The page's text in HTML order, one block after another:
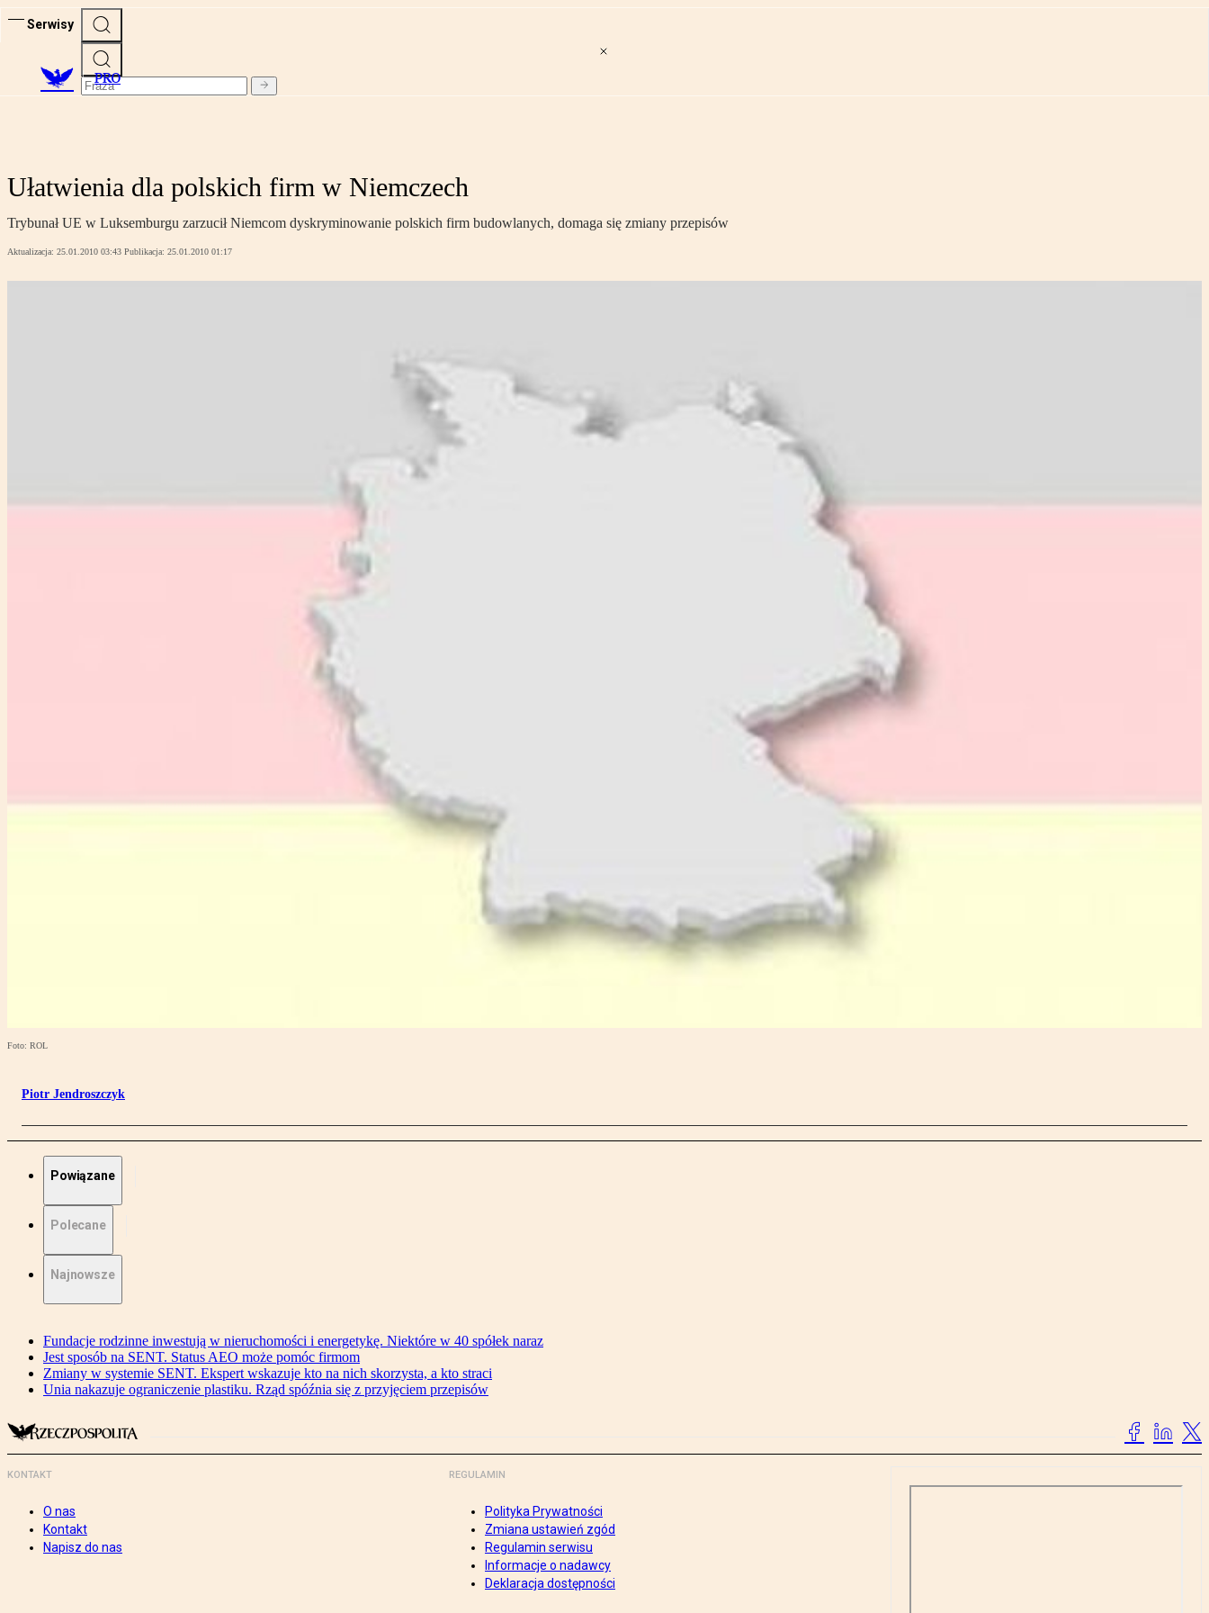
Serwisy
PRO
Ułatwienia dla polskich firm w Niemczech
Trybunał UE w Luksemburgu zarzucił Niemcom dyskryminowanie polskich firm budowlanych, domaga się zmiany przepisów
Aktualizacja: 25.01.2010 03:43 Publikacja: 25.01.2010 01:17
Foto: ROL
Piotr Jendroszczyk
Powiązane
Polecane
Najnowsze
Fundacje rodzinne inwestują w nieruchomości i energetykę. Niektóre w 40 spółek naraz
Jest sposób na SENT. Status AEO może pomóc firmom
Zmiany w systemie SENT. Ekspert wskazuje kto na nich skorzysta, a kto straci
Unia nakazuje ograniczenie plastiku. Rząd spóźnia się z przyjęciem przepisów
KONTAKT
O nas
Kontakt
Napisz do nas
REGULAMIN
Polityka Prywatności
Zmiana ustawień zgód
Regulamin serwisu
Informacje o nadawcy
Deklaracja dostępności